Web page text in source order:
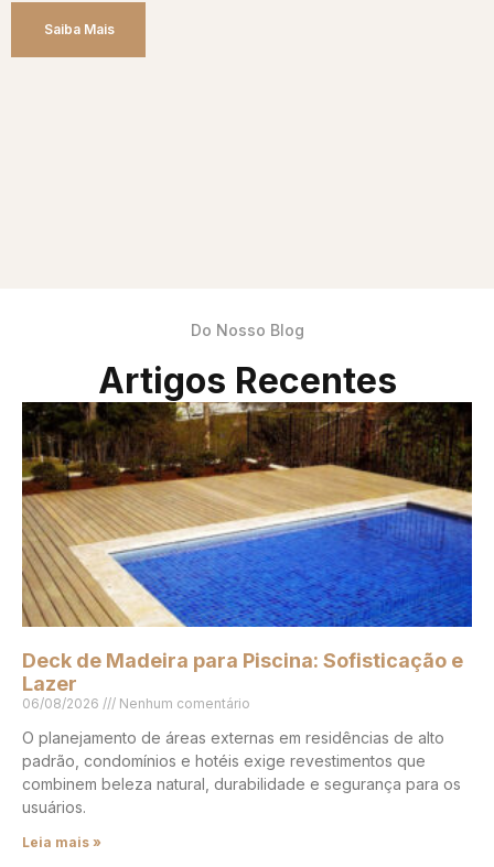
Saiba Mais
Do Nosso Blog
Artigos Recentes
Deck de Madeira para Piscina: Sofisticação e
Lazer
06/08/2026 Nenhum comentário
O planejamento de áreas externas em residências de alto
padrão, condomínios e hotéis exige revestimentos que
combinem beleza natural, durabilidade e segurança para os
usuários.
Leia mais »